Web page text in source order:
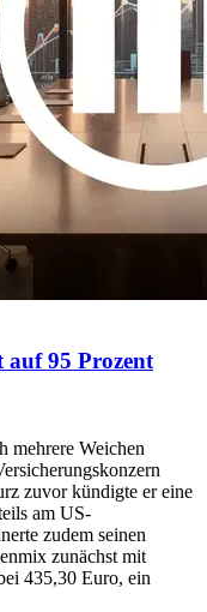
95 Prozent
mehrere Weichen
zuvor kündigte er eine
am US-
zudem seinen
zunächst mit
435,30 Euro, ein